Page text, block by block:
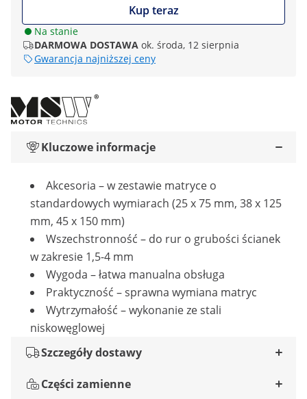
Kup teraz
Na stanie
DARMOWA DOSTAWA ok. środa, 12 sierpnia
Gwarancja najniższej ceny
Kluczowe informacje
Akcesoria – w zestawie matryce o
standardowych wymiarach (25 x 75 mm, 38 x 125
mm, 45 x 150 mm)
Wszechstronność – do rur o grubości ścianek
w zakresie 1,5-4 mm
Wygoda – łatwa manualna obsługa
Praktyczność – sprawna wymiana matryc
Wytrzymałość – wykonanie ze stali
niskowęglowej
Szczegóły dostawy
Części zamienne